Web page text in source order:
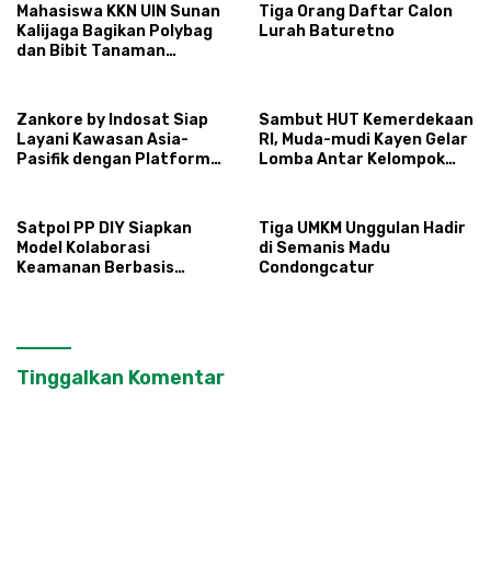
Mahasiswa KKN UIN Sunan
Kalijaga Bagikan Polybag
dan Bibit Tanaman
Tiga Orang Daftar Calon
Lurah Baturetno
Zankore by Indosat Siap
Layani Kawasan Asia-
Pasifik dengan Platform
Sambut HUT Kemerdekaan
RI, Muda-mudi Kayen Gelar
Lomba Antar Kelompok
Satpol PP DIY Siapkan
Model Kolaborasi
Keamanan Berbasis
Tiga UMKM Unggulan Hadir
di Semanis Madu
Condongcatur
Tinggalkan Komentar